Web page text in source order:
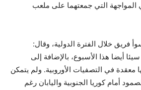
المواجهة التي جمعتهما على ملعب
فريق خلال الفترة الدولية، وقال:
أيضا هذا الأسبوع، بالإضافة إلى
معقدة في التصفيات الأوروبية. ولم يتمكن
أمام كوريا الجنوبية واليابان رغم